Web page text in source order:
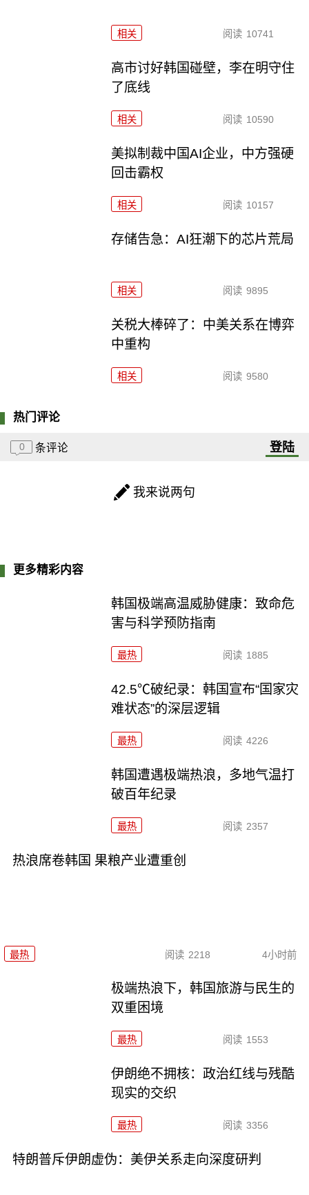
相关 阅读 10741
高市讨好韩国碰壁，李在明守住
了底线
相关 阅读 10590
美拟制裁中国AI企业，中方强硬
回击霸权
相关 阅读 10157
存储告急：AI狂潮下的芯片荒局
相关 阅读 9895
关税大棒碎了：中美关系在博弈
中重构
相关 阅读 9580
热门评论
0 条评论 登陆
我来说两句
更多精彩内容
韩国极端高温威胁健康：致命危
害与科学预防指南
最热 阅读 1885
42.5℃破纪录：韩国宣布“国家灾
难状态”的深层逻辑
最热 阅读 4226
韩国遭遇极端热浪，多地气温打
破百年纪录
最热 阅读 2357
热浪席卷韩国 果粮产业遭重创
最热 阅读 2218 4小时前
极端热浪下，韩国旅游与民生的
双重困境
最热 阅读 1553
伊朗绝不拥核：政治红线与残酷
现实的交织
最热 阅读 3356
特朗普斥伊朗虚伪：美伊关系走向深度研判